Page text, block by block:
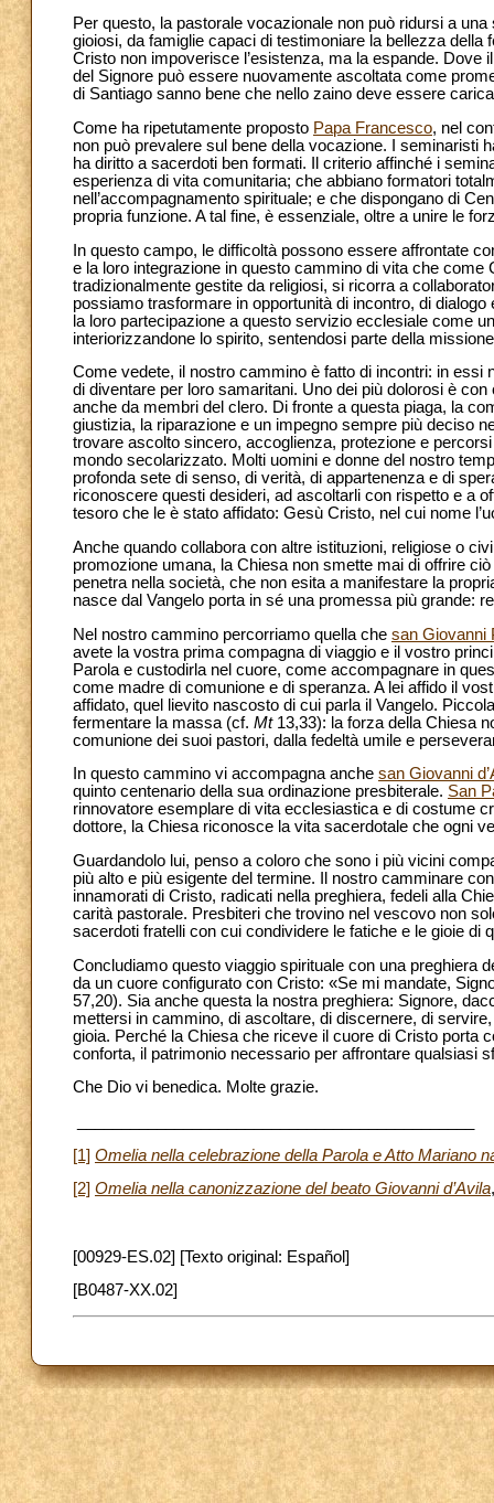
Per questo, la pastorale vocazionale non può ridursi a
gioiosi, da famiglie capaci di testimoniare la bellezza
Cristo non impoverisce l’esistenza, ma la espande.
del Signore può essere nuovamente ascoltata come
di Santiago sanno bene che nello zaino deve essere
Come ha ripetutamente proposto Papa Francesco, nel
non può prevalere sul bene della vocazione. I seminaristi
ha diritto a sacerdoti ben formati. Il criterio affinché i
esperienza di vita comunitaria; che abbiano formatori
nell’accompagnamento spirituale; e che dispongano di
propria funzione. A tal fine, è essenziale, oltre a unire le
In questo campo, le difficoltà possono essere affrontate
e la loro integrazione in questo cammino di vita che
tradizionalmente gestite da religiosi, si ricorra a
possiamo trasformare in opportunità di incontro, di
la loro partecipazione a questo servizio ecclesiale come
interiorizzandone lo spirito, sentendosi parte della
Come vedete, il nostro cammino è fatto di incontri: in
di diventare per loro samaritani. Uno dei più dolorosi è
anche da membri del clero. Di fronte a questa piaga, la
giustizia, la riparazione e un impegno sempre più deciso
trovare ascolto sincero, accoglienza, protezione e
mondo secolarizzato. Molti uomini e donne del nostro
profonda sete di senso, di verità, di appartenenza e di
riconoscere questi desideri, ad ascoltarli con rispetto e a
tesoro che le è stato affidato: Gesù Cristo, nel cui nome
Anche quando collabora con altre istituzioni, religiose o
promozione umana, la Chiesa non smette mai di offrire
penetra nella società, che non esita a manifestare la
nasce dal Vangelo porta in sé una promessa più grande:
Nel nostro cammino percorriamo quella che san Giovanni
avete la vostra prima compagna di viaggio e il vostro
Parola e custodirla nel cuore, come accompagnare in
come madre di comunione e di speranza. A lei affido il
affidato, quel lievito nascosto di cui parla il Vangelo.
fermentare la massa (cf. Mt13,33): la forza della Chiesa
comunione dei suoi pastori, dalla fedeltà umile e
In questo cammino vi accompagna anche san Giovanni
quinto centenario della sua ordinazione presbiterale. San
rinnovatore esemplare di vita ecclesiastica e di costume
dottore, la Chiesa riconosce la vita sacerdotale che ogni
Guardandolo lui, penso a coloro che sono i più vicini
più alto e più esigente del termine. Il nostro camminare
innamorati di Cristo, radicati nella preghiera, fedeli alla
carità pastorale. Presbiteri che trovino nel vescovo non
sacerdoti fratelli con cui condividere le fatiche e le gioie
Concludiamo questo viaggio spirituale con una preghiera
da un cuore configurato con Cristo: «Se mi mandate,
57,20). Sia anche questa la nostra preghiera: Signore,
mettersi in cammino, di ascoltare, di discernere, di
gioia. Perché la Chiesa che riceve il cuore di Cristo porta
conforta, il patrimonio necessario per affrontare qualsiasi
Che Dio vi benedica. Molte grazie.
[1] Omelia nella celebrazione della Parola e Atto Mariano
[2] Omelia nella canonizzazione del beato Giovanni d’Avila
[00929-ES.02] [Texto original: Español]
[B0487-XX.02]